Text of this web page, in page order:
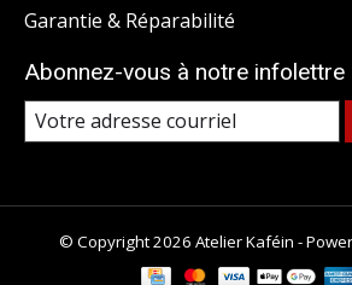
Garantie & Réparabilité
Abonnez-vous à notre infolettre
© Copyright 2026 Atelier Kaféin -